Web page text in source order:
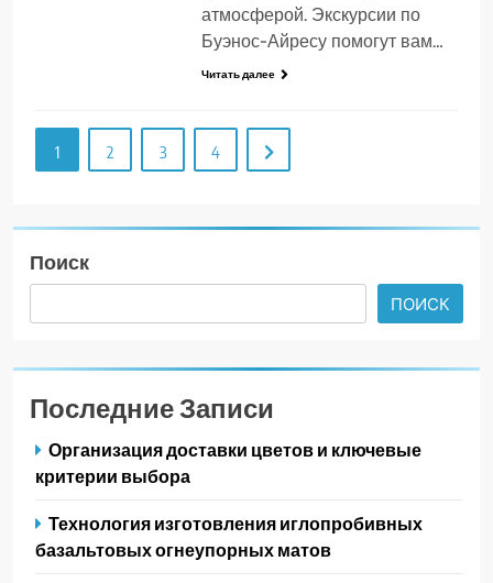
атмосферой. Экскурсии по
Буэнос-Айресу помогут вам…
Читать далее
1 2 3 4
Поиск
ПОИСК
Последние Записи
Организация доставки цветов и ключевые
критерии выбора
Технология изготовления иглопробивных
базальтовых огнеупорных матов